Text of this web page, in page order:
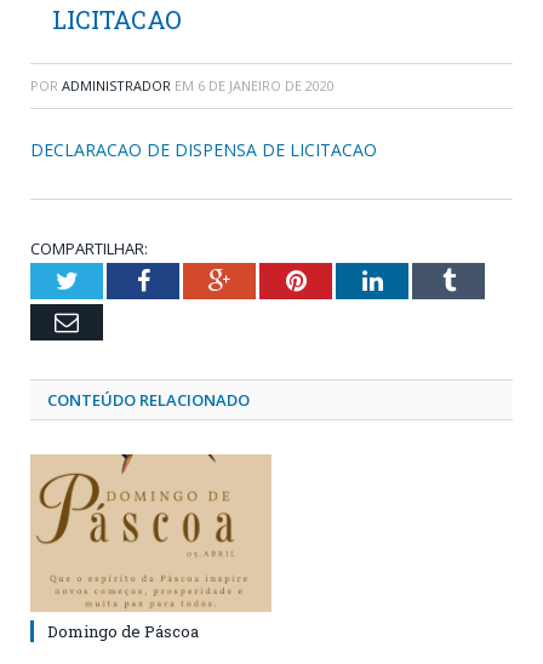
LICITACAO
POR ADMINISTRADOR EM 6 DE JANEIRO DE 2020
DECLARACAO DE DISPENSA DE LICITACAO
COMPARTILHAR:
TwitterFacebookGoogle+PinterestLinkedInTumblr
Email
CONTEÚDO RELACIONADO
Domingo de Páscoa